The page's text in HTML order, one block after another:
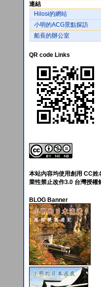
連結
Hilosi的網站
小明的ACG景點探訪
船長的辦公室
QR code Links
本站內容均使用創用 CC姓
業性禁止改作3.0 台灣授權
BLOG Banner